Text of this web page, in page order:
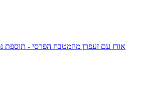
אורז עם זעפרן מהמטבח הפרסי -